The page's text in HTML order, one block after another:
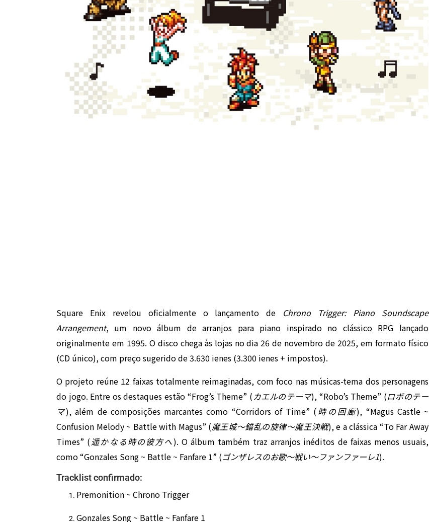
Square Enix revelou oficialmente o lançamento de Chrono Trigger: Piano Soundscape
Arrangement, um novo álbum de arranjos para piano inspirado no clássico RPG lançado
originalmente em 1995. O disco chega às lojas no dia 26 de novembro de 2025, em formato físico
(CD único), com preço sugerido de 3.630 ienes (3.300 ienes + impostos).
O projeto reúne 12 faixas totalmente reimaginadas, com foco nas músicas-tema dos personagens
do jogo. Entre os destaques estão “Frog’s Theme” ( カエルのテーマ), “Robo’s Theme” (ロボのテー
マ), além de composições marcantes como “Corridors of Time” ( 時の回廊), “Magus Castle ~
Confusion Melody ~ Battle with Magus” (魔王城～錯乱の旋律～魔王決戦), e a clássica “To Far Away
Times” ( 遥かなる時の彼方へ). O álbum também traz arranjos inéditos de faixas menos usuais,
como “Gonzales Song ~ Battle ~ Fanfare 1” (ゴンザレスのお歌～戦い～ファンファーレ1).
Tracklist confirmado:
Premonition ~ Chrono Trigger
Gonzales Song ~ Battle ~ Fanfare 1